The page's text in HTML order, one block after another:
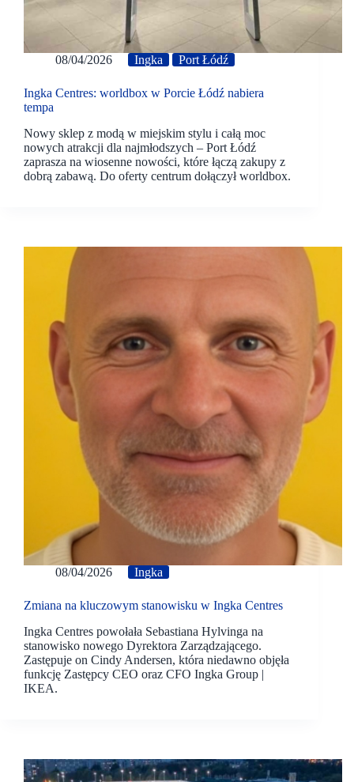
08/04/2026 Ingka Port Łódź
Ingka Centres: worldbox w Porcie Łódź nabiera
tempa
Nowy sklep z modą w miejskim stylu i całą moc
nowych atrakcji dla najmłodszych – Port Łódź
zaprasza na wiosenne nowości, które łączą zakupy z
dobrą zabawą. Do oferty centrum dołączył worldbox.
08/04/2026 Ingka
Zmiana na kluczowym stanowisku w Ingka Centres
Ingka Centres powołała Sebastiana Hylvinga na
stanowisko nowego Dyrektora Zarządzającego.
Zastępuje on Cindy Andersen, która niedawno objęła
funkcję Zastępcy CEO oraz CFO Ingka Group |
IKEA.